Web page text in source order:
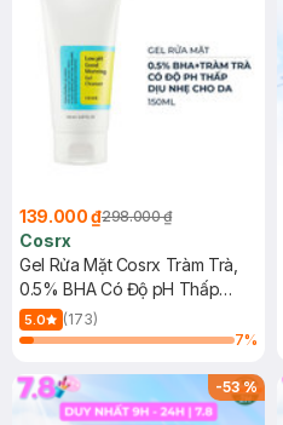
139.000 ₫298.000 ₫
Cosrx
Gel Rửa Mặt Cosrx Tràm Trà,
0.5% BHA Có Độ pH Thấp
150ml
5.0
(173)
7%
-53%